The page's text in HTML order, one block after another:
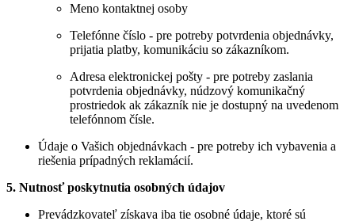
Meno kontaktnej osoby
Telefónne číslo - pre potreby potvrdenia objednávky,
prijatia platby, komunikáciu so zákazníkom.
Adresa elektronickej pošty - pre potreby zaslania
potvrdenia objednávky, núdzový komunikačný
prostriedok ak zákazník nie je dostupný na uvedenom
telefónnom čísle.
Údaje o Vašich objednávkach - pre potreby ich vybavenia a
riešenia prípadných reklamácií.
5. Nutnosť poskytnutia osobných údajov
Prevádzkovateľ získava iba tie osobné údaje, ktoré sú